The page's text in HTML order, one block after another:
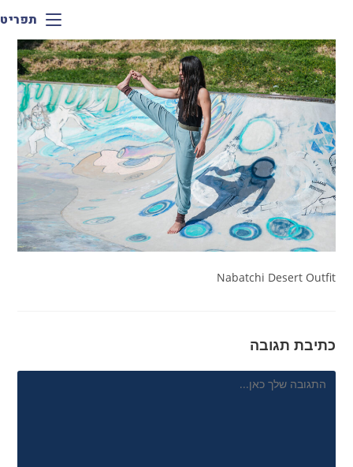
תפריט
Nabatchi Desert Outfit
כתיבת תגובה